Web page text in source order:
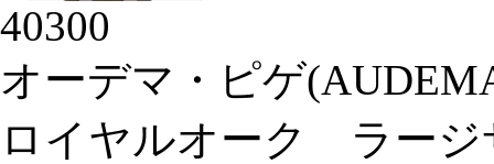
40300
オーデマ・ピゲ
ロイヤルオーク ラージ